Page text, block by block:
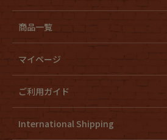
商品一覧
マイページ
ご利用ガイド
International Shipping